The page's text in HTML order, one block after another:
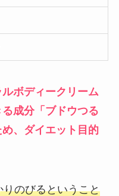
ボディークリーム
成分「ブドウつる
、ダイエット目的
のびるということ